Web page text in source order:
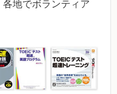
地でボランティア